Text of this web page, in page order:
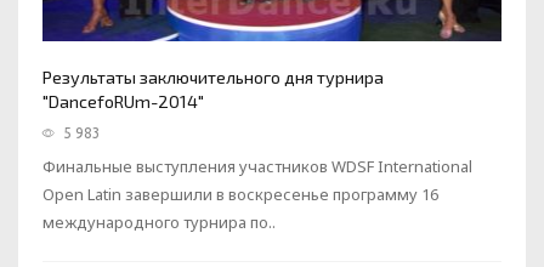
Результаты заключительного дня турнира
"DancefoRUm-2014"
5 983
Финальные выступления участников WDSF International
Open Latin завершили в воскресенье программу 16
международного турнира по..